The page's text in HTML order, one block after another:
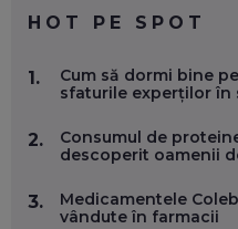
FOLOSEȘTI
SE VA SCHIMBA
FOLOSEȘTI
CĂTRE ARTĂ, LA
HOT PE SPOT
1.
Cum să dormi bine
sfaturile experților în
2.
Consumul de
descoperit oamenii
3.
Medicamentele
vândute în farmacii